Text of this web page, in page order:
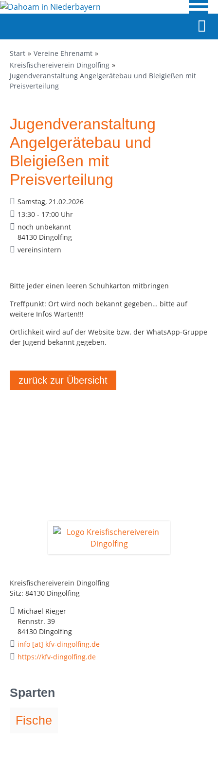
Start
Vereine Ehrenamt
Kreisfischereiverein Dingolfing
Jugendveranstaltung Angelgerätebau und Bleigießen mit
Preisverteilung
Kreisfischereiverein Dingolfing
Sitz: 84130 Dingolfing
Michael Rieger
Rennstr. 39
84130 Dingolfing
info [at] kfv-dingolfing.de
https://kfv-dingolfing.de
Sparten
Fische
Jugendveranstaltung
Angelgerätebau und
Bleigießen mit
Preisverteilung
Samstag, 21.02.2026
13:30 - 17:00 Uhr
noch unbekannt
84130 Dingolfing
vereinsintern
Bitte jeder einen leeren Schuhkarton mitbringen
Treffpunkt: Ort wird noch bekannt gegeben… bitte auf
weitere Infos Warten!!!
Örtlichkeit wird auf der Website bzw. der WhatsApp-Gruppe
der Jugend bekannt gegeben.
zurück zur Übersicht